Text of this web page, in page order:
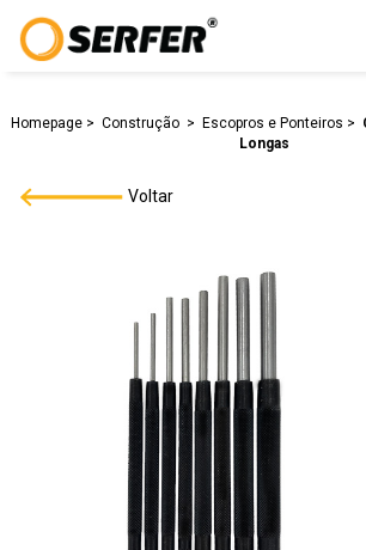
Homepage Construção Escopros e Ponteiros
Longas
Voltar